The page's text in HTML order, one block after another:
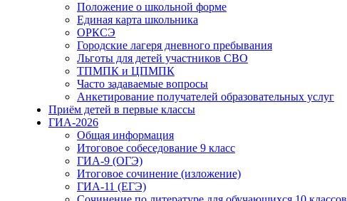
Положение о школьной форме
Единая карта школьника
ОРКСЭ
Городские лагеря дневного пребывания
Льготы для детей участников СВО
ТПМПК и ЦПМПК
Часто задаваемые вопросы
Анкетирование получателей образовательных услуг
Приём детей в первые классы
ГИА-2026
Общая информация
Итоговое собеседование 9 класс
ГИА-9 (ОГЭ)
Итоговое сочинение (изложение)
ГИА-11 (ЕГЭ)